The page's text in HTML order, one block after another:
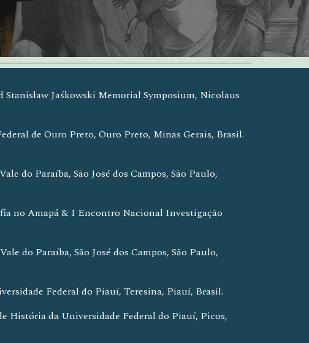
Jaśkowski Memorial Symposium, Nicolaus
de Ouro Preto, Ouro Preto, Minas Gerais, Brasil.
do Paraíba, São José dos Campos, São Paulo,
no Amapá & I Encontro Nacional Investigação
do Paraíba, São José dos Campos, São Paulo,
Federal do Piauí, Teresina, Piauí, Brasil.
História da Universidade Federal do Piauí, Picos,